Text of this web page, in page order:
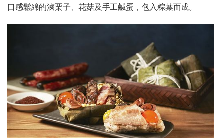
口感鬆綿的滷栗子、花菇及手工鹹蛋，包入粽葉而成。